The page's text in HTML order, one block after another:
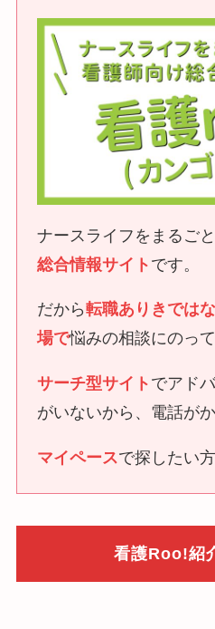
ナースライフをまるご
総合情報サイト です。
だから転職ありきでは
場で悩みの相談にのっ
サーチ型サイト でアド
がいないから、電話が
マイペースで探したい
看護Roo!紹